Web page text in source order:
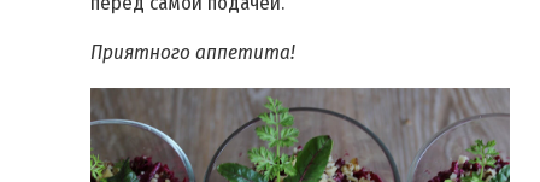
Приятного аппетита!